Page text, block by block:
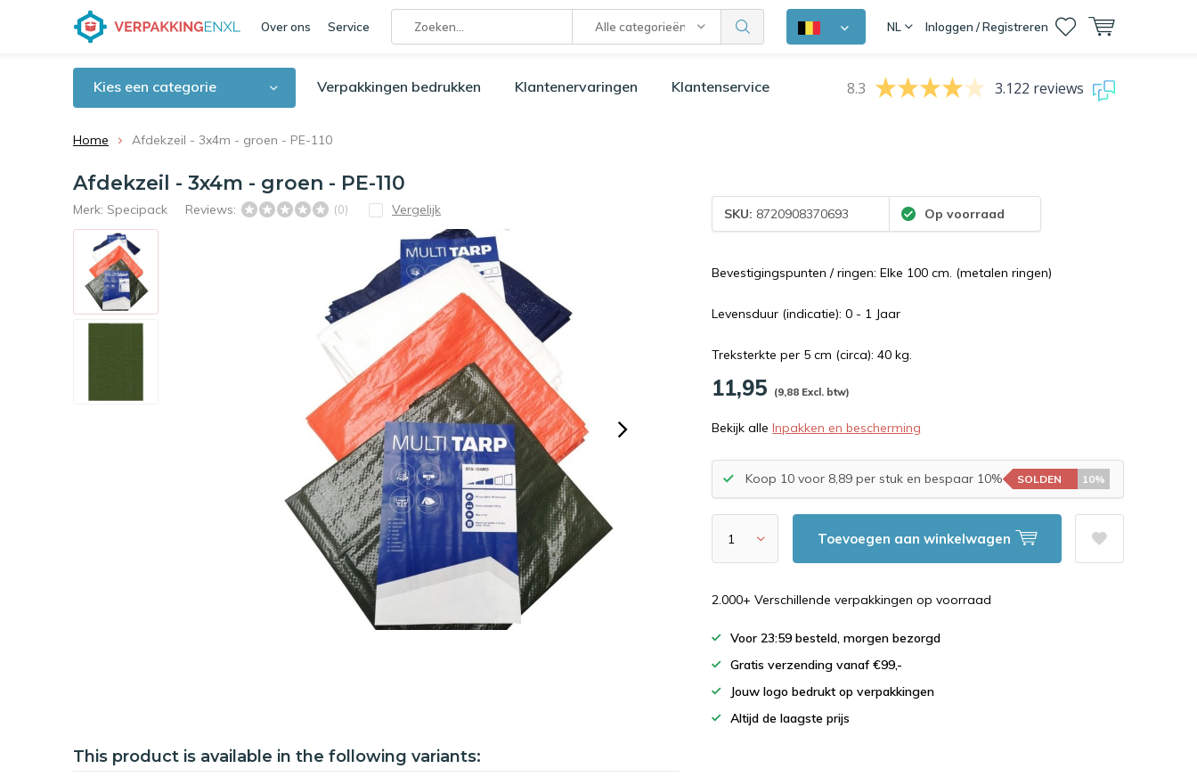
Over ons Service Alle categorieën NL Inloggen / Registreren
Kies een categorie Verpakkingen bedrukken Klantenervaringen Klantenservice 8.3 3.122 reviews
Home Afdekzeil - 3x4m - groen - PE-110
Afdekzeil - 3x4m - groen - PE-110
Merk: Specipack Reviews: (0) Vergelijk SKU: 8720908370693 Op voorraad
Bevestigingspunten / ringen: Elke 100 cm. (metalen ringen)
Levensduur (indicatie): 0 - 1 Jaar
Treksterkte per 5 cm (circa): 40 kg.
11,95 (9,88 Excl. btw)
Bekijk alleInpakken en bescherming
Koop 10 voor 8,89 per stuk en bespaar 10% SOLDEN 10%
Toevoegen aan winkelwagen
2.000+ Verschillende verpakkingen op voorraad
Voor 23:59 besteld, morgen bezorgd
Gratis verzending vanaf €99,-
Jouw logo bedrukt op verpakkingen
Altijd de laagste prijs
This product is available in the following variants: